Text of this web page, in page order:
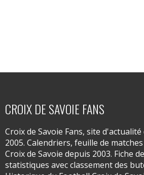
CROIX DE SAVOIE FANS
Croix de Savoie Fans, site d'actualité
2005. Calendriers, feuille de
Croix de Savoie depuis 2003. Fiche
statistiques avec classement des